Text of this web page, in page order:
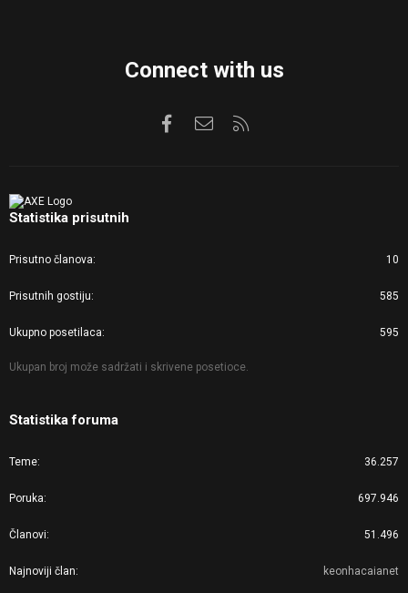
Connect with us
FacebookKontaktirajte nas
Statistika prisutnih
Prisutno članova 10
Prisutnih gostiju 585
Ukupno posetilaca 595
Ukupan broj može sadržati i skrivene posetioce.
Statistika foruma
Teme 36.257
Poruka 697.946
Članovi 51.496
Najnoviji član keonhacaianet